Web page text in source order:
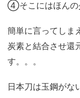
④そこにはほんの
簡単に言ってしま
炭素と結合させ還
す。。。
日本刀は玉鋼がな